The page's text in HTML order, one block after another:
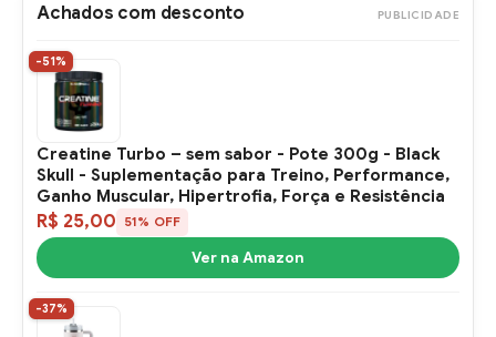
Achados com desconto PUBLICIDADE
-51%
Creatine Turbo – sem sabor - Pote 300g - Black
Skull - Suplementação para Treino, Performance,
Ganho Muscular, Hipertrofia, Força e Resistência
R$ 25,00 51% OFF
Ver na Amazon
-37%